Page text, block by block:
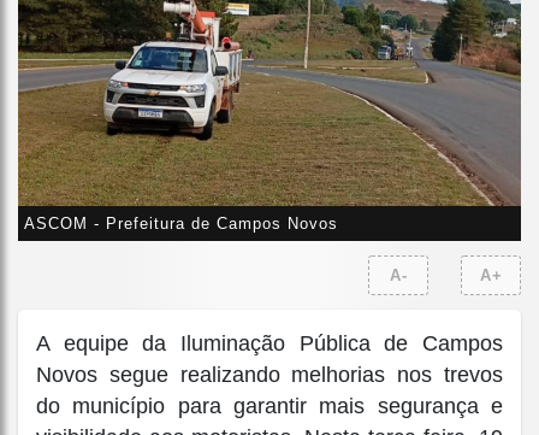
ASCOM - Prefeitura de Campos Novos
A- A+
A equipe da Iluminação Pública de Campos
Novos segue realizando melhorias nos trevos
do município para garantir mais segurança e